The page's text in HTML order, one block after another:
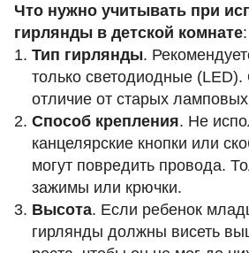
Что нужно учитывать при
гирлянды в детской комнате:
Тип гирлянды.
только светодиодные
отличие от старых
Способ крепления. Не
канцелярские кнопки или
могут повредить провода.
зажимы или крючки.
Высота. Если ребенок
гирлянды должны висеть